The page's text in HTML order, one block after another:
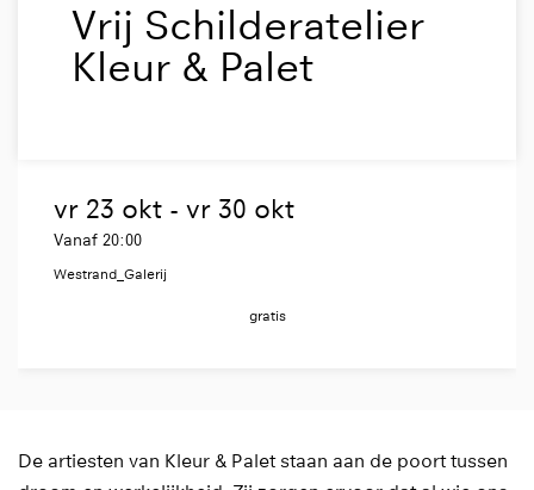
Vrij Schilderatelier
Kleur & Palet
vr 23 okt - vr 30 okt
Vanaf 20:00
Westrand_Galerij
gratis
De artiesten van Kleur & Palet staan aan de poort tussen